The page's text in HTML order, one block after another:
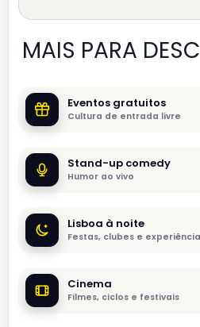
MAIS PARA
Eventos gratuitos
Cultura de entrada livre
Stand-up comedy
Humor ao vivo
Lisboa à noite
Festas, clubes e
Cinema
Filmes, ciclos e festivais